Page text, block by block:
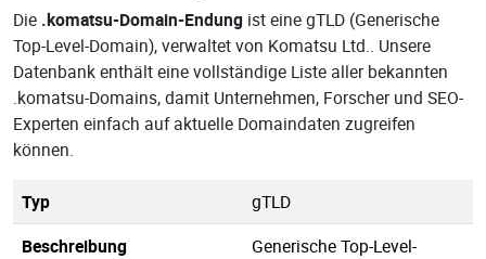
Die .komatsu-Domain-Endung ist eine gTLD (Generische
Top-Level-Domain), verwaltet von Komatsu Ltd.. Unsere
Datenbank enthält eine vollständige Liste aller bekannten
.komatsu-Domains, damit Unternehmen, Forscher und SEO-
Experten einfach auf aktuelle Domaindaten zugreifen
können.
Typ
gTLD
Beschreibung
Generische Top-Level-